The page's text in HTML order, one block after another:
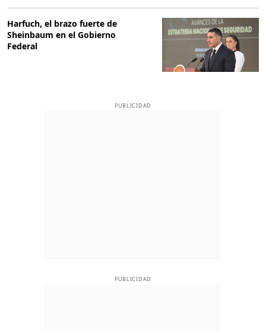
Harfuch, el brazo fuerte de
Sheinbaum en el Gobierno
Federal
PUBLICIDAD
PUBLICIDAD